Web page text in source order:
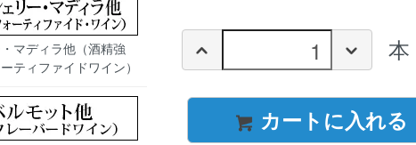
本
カートに入れる
マディラ他（酒精強
ティファイドワイン）